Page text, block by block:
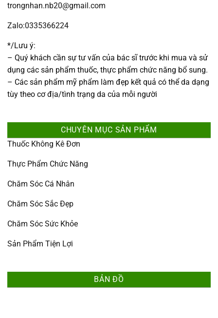
trongnhan.nb20@gmail.com
Zalo:0335366224
*/Lưu ý:
– Quý khách cần sự tư vấn của bác sĩ trước khi mua và sử
dụng các sản phẩm thuốc, thực phẩm chức năng bổ sung.
– Các sản phẩm mỹ phẩm làm đẹp kết quả có thể da dạng
tùy theo cơ địa/tình trạng da của mỗi người
CHUYÊN MỤC SẢN PHẨM
Thuốc Không Kê Đơn
Thực Phẩm Chức Năng
Chăm Sóc Cá Nhân
Chăm Sóc Sắc Đẹp
Chăm Sóc Sức Khỏe
Sản Phẩm Tiện Lợi
BẢN ĐỒ